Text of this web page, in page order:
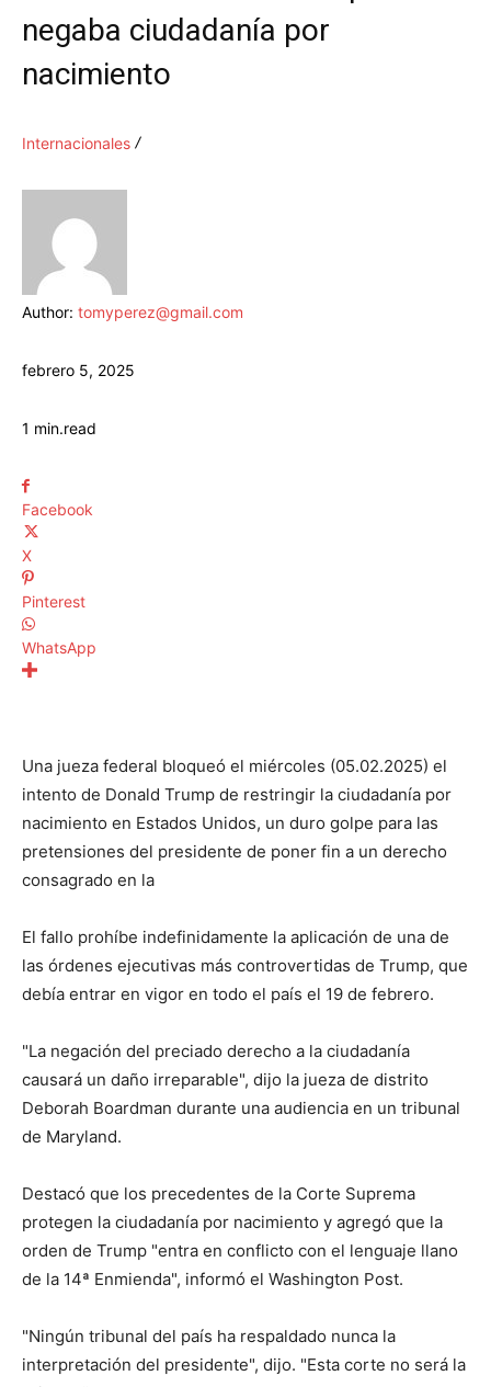
negaba ciudadanía por
nacimiento
Internacionales
Author: tomyperez@gmail.com
febrero 5, 2025
1 min.read
Facebook
X
Pinterest
WhatsApp
Una jueza federal bloqueó el miércoles (05.02.2025) el
intento de Donald Trump de restringir la ciudadanía por
nacimiento en Estados Unidos, un duro golpe para las
pretensiones del presidente de poner fin a un derecho
consagrado en la
El fallo prohíbe indefinidamente la aplicación de una de
las órdenes ejecutivas más controvertidas de Trump, que
debía entrar en vigor en todo el país el 19 de febrero.
"La negación del preciado derecho a la ciudadanía
causará un daño irreparable", dijo la jueza de distrito
Deborah Boardman durante una audiencia en un tribunal
de Maryland.
Destacó que los precedentes de la Corte Suprema
protegen la ciudadanía por nacimiento y agregó que la
orden de Trump "entra en conflicto con el lenguaje llano
de la 14ª Enmienda", informó el Washington Post.
"Ningún tribunal del país ha respaldado nunca la
interpretación del presidente", dijo. "Esta corte no será la